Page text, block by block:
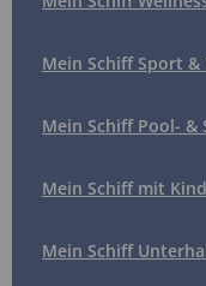
Mein Schiff Sport &
Mein Schiff Pool- &
Mein Schiff mit
Mein Schiff